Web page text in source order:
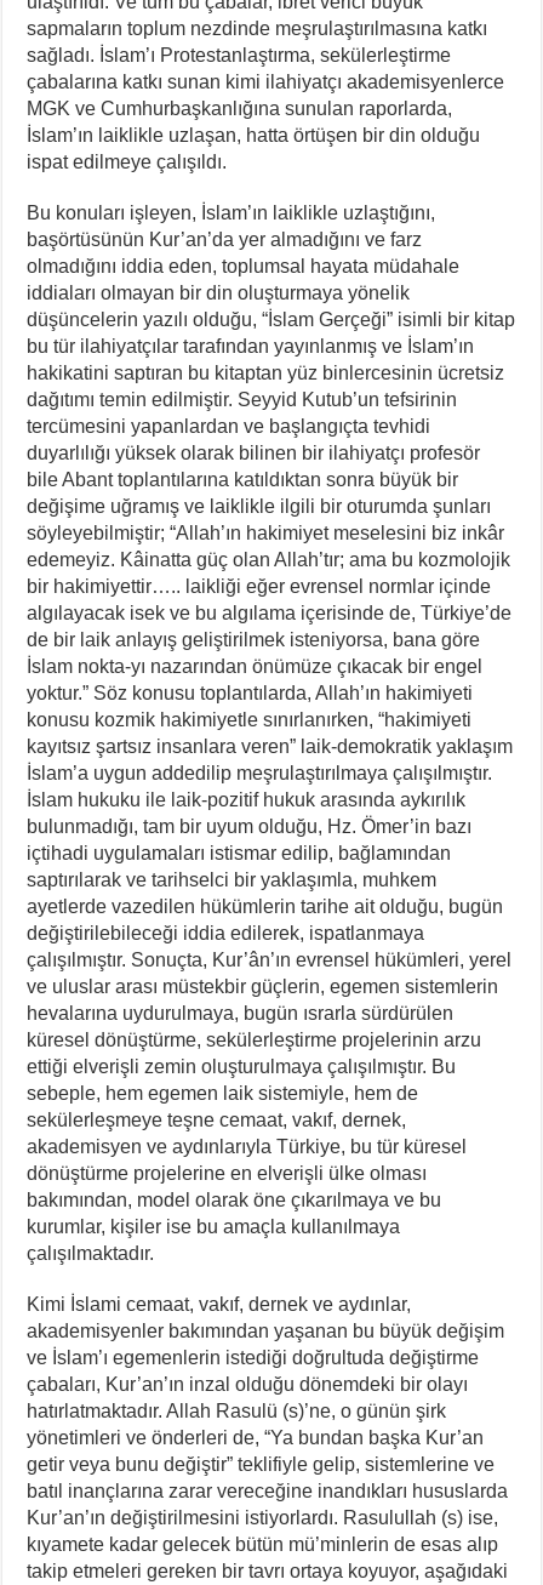
sapmaların toplum nezdinde meşrulaştırılmasına katkı
sağladı. İslam’ı Protestanlaştırma, sekülerleştirme
çabalarına katkı sunan kimi ilahiyatçı akademisyenlerce
MGK ve Cumhurbaşkanlığına sunulan raporlarda,
İslam’ın laiklikle uzlaşan, hatta örtüşen bir din olduğu
ispat edilmeye çalışıldı.
Bu konuları işleyen, İslam’ın laiklikle uzlaştığını,
başörtüsünün Kur’an’da yer almadığını ve farz
olmadığını iddia eden, toplumsal hayata müdahale
iddiaları olmayan bir din oluşturmaya yönelik
düşüncelerin yazılı olduğu, “İslam Gerçeği” isimli bir kitap
bu tür ilahiyatçılar tarafından yayınlanmış ve İslam’ın
hakikatini saptıran bu kitaptan yüz binlercesinin ücretsiz
dağıtımı temin edilmiştir. Seyyid Kutub’un tefsirinin
tercümesini yapanlardan ve başlangıçta tevhidi
duyarlılığı yüksek olarak bilinen bir ilahiyatçı profesör
bile Abant toplantılarına katıldıktan sonra büyük bir
değişime uğramış ve laiklikle ilgili bir oturumda şunları
söyleyebilmiştir; “Allah’ın hakimiyet meselesini biz inkâr
edemeyiz. Kâinatta güç olan Allah’tır; ama bu kozmolojik
bir hakimiyettir….. laikliği eğer evrensel normlar içinde
algılayacak isek ve bu algılama içerisinde de, Türkiye’de
de bir laik anlayış geliştirilmek isteniyorsa, bana göre
İslam nokta-yı nazarından önümüze çıkacak bir engel
yoktur.” Söz konusu toplantılarda, Allah’ın hakimiyeti
konusu kozmik hakimiyetle sınırlanırken, “hakimiyeti
kayıtsız şartsız insanlara veren” laik-demokratik yaklaşım
İslam’a uygun addedilip meşrulaştırılmaya çalışılmıştır.
İslam hukuku ile laik-pozitif hukuk arasında aykırılık
bulunmadığı, tam bir uyum olduğu, Hz. Ömer’in bazı
içtihadi uygulamaları istismar edilip, bağlamından
saptırılarak ve tarihselci bir yaklaşımla, muhkem
ayetlerde vazedilen hükümlerin tarihe ait olduğu, bugün
değiştirilebileceği iddia edilerek, ispatlanmaya
çalışılmıştır. Sonuçta, Kur’ân’ın evrensel hükümleri, yerel
ve uluslar arası müstekbir güçlerin, egemen sistemlerin
hevalarına uydurulmaya, bugün ısrarla sürdürülen
küresel dönüştürme, sekülerleştirme projelerinin arzu
ettiği elverişli zemin oluşturulmaya çalışılmıştır. Bu
sebeple, hem egemen laik sistemiyle, hem de
sekülerleşmeye teşne cemaat, vakıf, dernek,
akademisyen ve aydınlarıyla Türkiye, bu tür küresel
dönüştürme projelerine en elverişli ülke olması
bakımından, model olarak öne çıkarılmaya ve bu
kurumlar, kişiler ise bu amaçla kullanılmaya
çalışılmaktadır.
Kimi İslami cemaat, vakıf, dernek ve aydınlar,
akademisyenler bakımından yaşanan bu büyük değişim
ve İslam’ı egemenlerin istediği doğrultuda değiştirme
çabaları, Kur’an’ın inzal olduğu dönemdeki bir olayı
hatırlatmaktadır. Allah Rasulü (s)’ne, o günün şirk
yönetimleri ve önderleri de, “Ya bundan başka Kur’an
getir veya bunu değiştir” teklifiyle gelip, sistemlerine ve
batıl inançlarına zarar vereceğine inandıkları hususlarda
Kur’an’ın değiştirilmesini istiyorlardı. Rasulullah (s) ise,
kıyamete kadar gelecek bütün mü’minlerin de esas alıp
takip etmeleri gereken bir tavrı ortaya koyuyor, aşağıdaki